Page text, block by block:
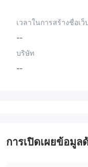
เวลาในการสร้างชื่อเว็
--
บริษัท
--
การเปิดเผยข้อมูล